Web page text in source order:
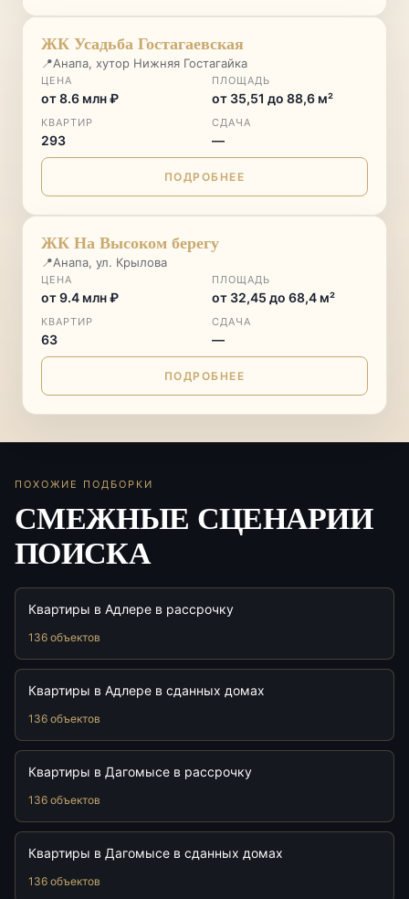
ЖК Усадьба Гостагаевская
📍Анапа, хутор Нижняя Гостагайка
ЦЕНА
от 8.6 млн ₽
ПЛОЩАДЬ
от 35,51 до 88,6 м²
КВАРТИР
293
СДАЧА
—
ПОДРОБНЕЕ
ЖК На Высоком берегу
📍Анапа, ул. Крылова
ЦЕНА
от 9.4 млн ₽
ПЛОЩАДЬ
от 32,45 до 68,4 м²
КВАРТИР
63
СДАЧА
—
ПОДРОБНЕЕ
ПОХОЖИЕ ПОДБОРКИ
СМЕЖНЫЕ СЦЕНАРИИ
ПОИСКА
Квартиры в Адлере в рассрочку
136 объектов
Квартиры в Адлере в сданных домах
136 объектов
Квартиры в Дагомысе в рассрочку
136 объектов
Квартиры в Дагомысе в сданных домах
136 объектов